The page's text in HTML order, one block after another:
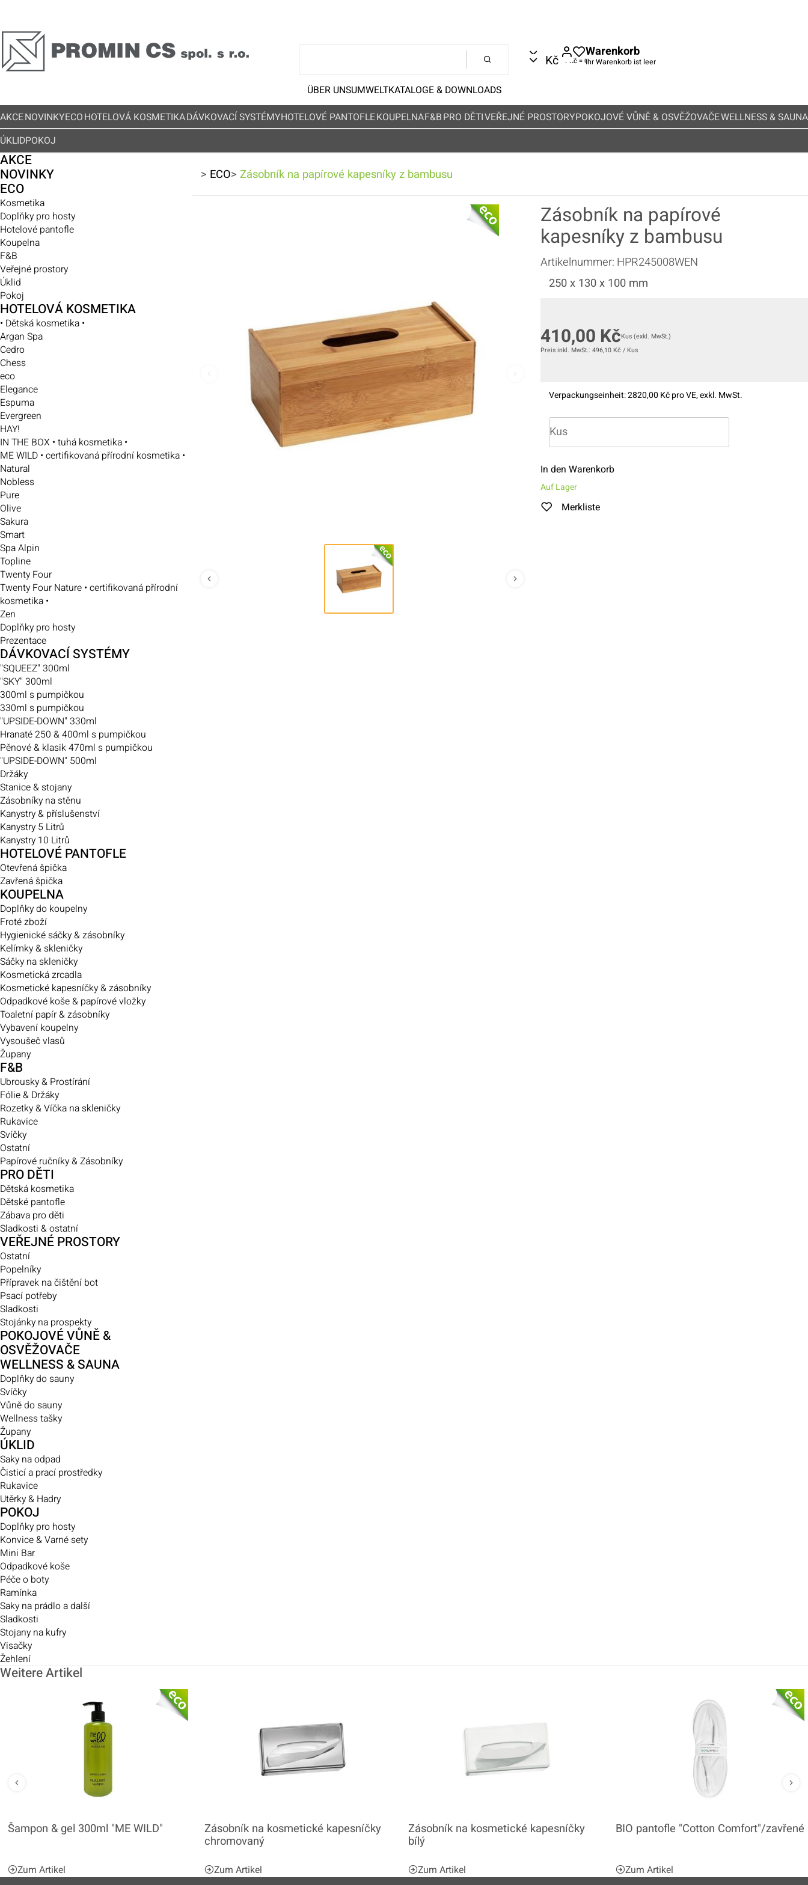
Kč
Warenkorb
Ihr Warenkorb ist leer
ÜBER UNSUMWELTKATALOGE & DOWNLOADS
AKCENOVINKYECOHOTELOVÁ KOSMETIKADÁVKOVACÍ SYSTÉMYHOTELOVÉ PANTOFLEKOUPELNAF&BPRO DĚTIVEŘEJNÉ PROSTORYPOKOJOVÉ VŮNĚ & OSVĚŽOVAČEWELLNESS & SAUNA
ÚKLIDPOKOJ
AKCE
NOVINKY
ECO
Kosmetika
Doplňky pro hosty
Hotelové pantofle
Koupelna
F&B
Veřejné prostory
Úklid
Pokoj
HOTELOVÁ KOSMETIKA
• Dětská kosmetika •
Argan Spa
Cedro
Chess
eco
Elegance
Espuma
Evergreen
HAY!
IN THE BOX • tuhá kosmetika •
ME WILD • certifikovaná přírodní kosmetika •
Natural
Nobless
Pure
Olive
Sakura
Smart
Spa Alpin
Topline
Twenty Four
Twenty Four Nature • certifikovaná přírodní
kosmetika •
Zen
Doplňky pro hosty
Prezentace
DÁVKOVACÍ SYSTÉMY
"SQUEEZ" 300ml
"SKY" 300ml
300ml s pumpičkou
330ml s pumpičkou
"UPSIDE-DOWN" 330ml
Hranaté 250 & 400ml s pumpičkou
Pěnové & klasik 470ml s pumpičkou
"UPSIDE-DOWN" 500ml
Držáky
Stanice & stojany
Zásobníky na stěnu
Kanystry & příslušenství
Kanystry 5 Litrů
Kanystry 10 Litrů
HOTELOVÉ PANTOFLE
Otevřená špička
Zavřená špička
KOUPELNA
Doplňky do koupelny
Froté zboží
Hygienické sáčky & zásobníky
Kelímky & skleničky
Sáčky na skleničky
Kosmetická zrcadla
Kosmetické kapesníčky & zásobníky
Odpadkové koše & papírové vložky
Toaletní papír & zásobníky
Vybavení koupelny
Vysoušeč vlasů
Župany
F&B
Ubrousky & Prostírání
Fólie & Držáky
Rozetky & Víčka na skleničky
Rukavice
Svíčky
Ostatní
Papírové ručníky & Zásobníky
PRO DĚTI
Dětská kosmetika
Dětské pantofle
Zábava pro děti
Sladkosti & ostatní
VEŘEJNÉ PROSTORY
Ostatní
Popelníky
Přípravek na čištění bot
Psací potřeby
Sladkosti
Stojánky na prospekty
POKOJOVÉ VŮNĚ &
OSVĚŽOVAČE
WELLNESS & SAUNA
Doplňky do sauny
Svíčky
Vůně do sauny
Wellness tašky
Župany
ÚKLID
Saky na odpad
Čisticí a prací prostředky
Rukavice
Utěrky & Hadry
POKOJ
Doplňky pro hosty
Konvice & Varné sety
Mini Bar
Odpadkové koše
Péče o boty
Ramínka
Saky na prádlo a další
Sladkosti
Stojany na kufry
Visačky
Žehlení
> ECO> Zásobník na papírové kapesníky z bambusu
Zásobník na papírové
kapesníky z bambusu
Artikelnummer: HPR245008WEN
250 x 130 x 100 mm
410,00 KčKus(exkl. MwSt.)
Preis inkl. MwSt.: 496,10Kč / Kus
Verpackungseinheit:2820,00 Kč pro VE, exkl. MwSt.
In den Warenkorb
Auf Lager
Merkliste
Weitere Artikel
Šampon & gel 300ml "ME WILD"
Zum Artikel
Zásobník na kosmetické kapesníčky
chromovaný
Zum Artikel
Zásobník na kosmetické kapesníčky
bílý
Zum Artikel
BIO pantofle "Cotton Comfort"/zavřené
Zum Artikel